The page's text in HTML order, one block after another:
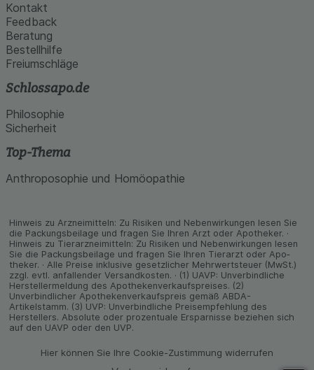
Kontakt
Feedback
Beratung
Bestellhilfe
Freiumschläge
Schlossapo.de
Philosophie
Sicherheit
Top-Thema
Anthroposophie und Homöopathie
Hinweis zu Arzneimitteln: Zu Risiken und Neben­wirkungen lesen Sie
die Packungs­beilage und fragen Sie Ihren Arzt oder Apo­theker. ·
Hinweis zu Tier­arz­nei­mitteln: Zu Risiken und Neben­wirkungen lesen
Sie die Packungs­beilage und fragen Sie Ihren Tier­arzt oder Apo­
theker. · Alle Preise inklusive gesetz­licher Mehrwertsteuer (MwSt.)
zzgl. evtl. anfallender Versand­kosten. · (1) UAVP: Unverbindliche
Herstellermeldung des Apothekenverkaufspreises. (2)
Unverbindlicher Apothekenverkaufspreis gemäß ABDA-
Artikelstamm. (3) UVP: Unverbindliche Preisempfehlung des
Herstellers. Absolute oder prozentuale Ersparnisse beziehen sich
auf den UAVP oder den UVP.
Hier können Sie Ihre Cookie-Zustimmung widerrufen